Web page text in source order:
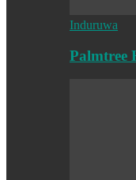
Induruwa
Palmtree